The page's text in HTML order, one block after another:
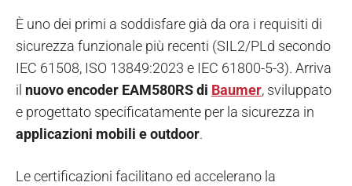
È uno dei primi a soddisfare già da ora i requisiti di
sicurezza funzionale più recenti (SIL2/PLd secondo
IEC 61508, ISO 13849:2023 e IEC 61800-5-3). Arriva
il nuovo encoder EAM580RS di Baumer, sviluppato
e progettato specificatamente per la sicurezza in
applicazioni mobili e outdoor.
Le certificazioni facilitano ed accelerano la